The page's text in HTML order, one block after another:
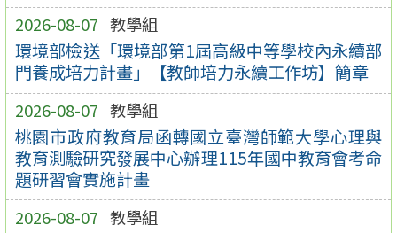
2026-08-07 教學組
環境部檢送「環境部第1屆高級中等學校內永續部
門養成培力計畫」【教師培力永續工作坊】簡章
2026-08-07 教學組
桃園市政府教育局函轉國立臺灣師範大學心理與
教育測驗研究發展中心辦理115年國中教育會考命
題研習會實施計畫
2026-08-07 教學組